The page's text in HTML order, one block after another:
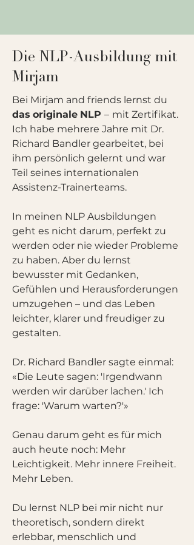
Die NLP-Ausbildung mit
Mirjam
Bei Mirjam and friends lernst du
das originale NLP – mit Zertifikat.
Ich habe mehrere Jahre mit Dr.
Richard Bandler gearbeitet, bei
ihm persönlich gelernt und war
Teil seines internationalen
Assistenz-Trainerteams.
In meinen NLP Ausbildungen
geht es nicht darum, perfekt zu
werden oder nie wieder Probleme
zu haben. Aber du lernst
bewusster mit Gedanken,
Gefühlen und Herausforderungen
umzugehen – und das Leben
leichter, klarer und freudiger zu
gestalten.
Dr. Richard Bandler sagte einmal:
«Die Leute sagen: 'Irgendwann
werden wir darüber lachen.' Ich
frage: 'Warum warten?'»
Genau darum geht es für mich
auch heute noch: Mehr
Leichtigkeit. Mehr innere Freiheit.
Mehr Leben.
Du lernst NLP bei mir nicht nur
theoretisch, sondern direkt
erlebbar, menschlich und